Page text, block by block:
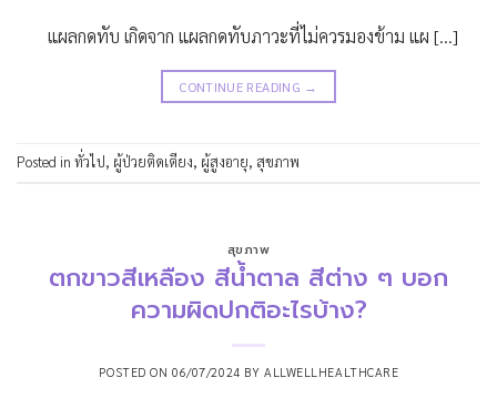
แผลกดทับ เกิดจาก แผลกดทับภาวะที่ไม่ควรมองข้าม แผ […]
CONTINUE READING →
Posted in ทั่วไป, ผู้ป่วยติดเตียง, ผู้สูงอายุ, สุขภาพ
สุขภาพ
ตกขาวสีเหลือง สีน้ำตาล สีต่าง ๆ บอก
ความผิดปกติอะไรบ้าง?
POSTED ON06/07/2024 BY ALLWELLHEALTHCARE